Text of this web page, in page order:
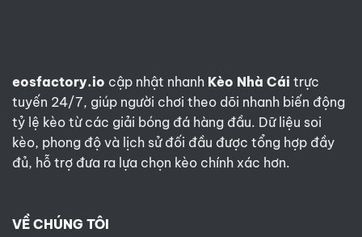
eosfactory.io cập nhật nhanh Kèo Nhà Cái trực
tuyến 24/7, giúp người chơi theo dõi nhanh biến động
tỷ lệ kèo từ các giải bóng đá hàng đầu. Dữ liệu soi
kèo, phong độ và lịch sử đối đầu được tổng hợp đầy
đủ, hỗ trợ đưa ra lựa chọn kèo chính xác hơn.
VỀ CHÚNG TÔI